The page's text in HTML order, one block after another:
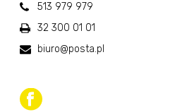
513 979 979
32 300 01 01
biuro@posta.pl